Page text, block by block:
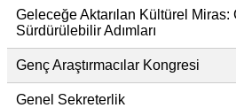
Geleceğe Aktarılan Kültürel
Sürdürülebilir Adımları
Genç Araştırmacılar Kongresi
Genel Sekreterlik